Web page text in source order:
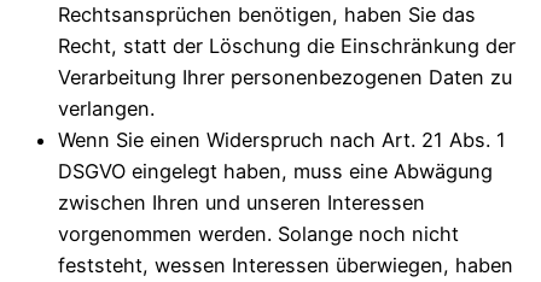
Rechtsansprüchen benötigen, haben Sie das
Recht, statt der Löschung die Einschränkung der
Verarbeitung Ihrer personenbezogenen Daten zu
verlangen.
Wenn Sie einen Widerspruch nach Art. 21 Abs. 1
DSGVO eingelegt haben, muss eine Abwägung
zwischen Ihren und unseren Interessen
vorgenommen werden. Solange noch nicht
feststeht, wessen Interessen überwiegen, haben